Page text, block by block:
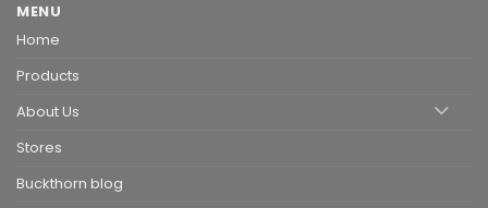
MENU
Home
Products
About Us
Stores
Buckthorn blog